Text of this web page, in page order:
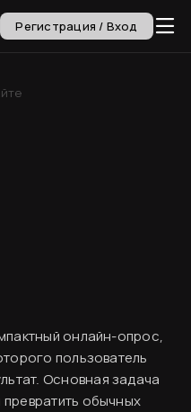
Регистрация / Вход
онлайн-опрос,
пользователь
Основная задача
превратить обычных